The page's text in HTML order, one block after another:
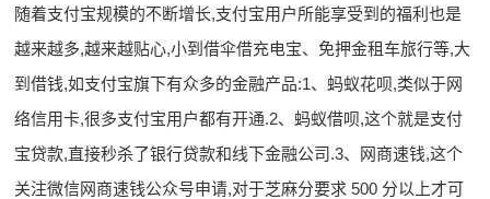
随着支付宝规模的不断增长,支付宝用户所能享受到的福利也是
越来越多,越来越贴心,小到借伞借充电宝、免押金租车旅行等,大
到借钱,如支付宝旗下有众多的金融产品:1、蚂蚁花呗,类似于网
络信用卡,很多支付宝用户都有开通.2、蚂蚁借呗,这个就是支付
宝贷款,直接秒杀了银行贷款和线下金融公司.3、网商速钱,这个
关注微信网商速钱公众号申请,对于芝麻分要求 500 分以上才可